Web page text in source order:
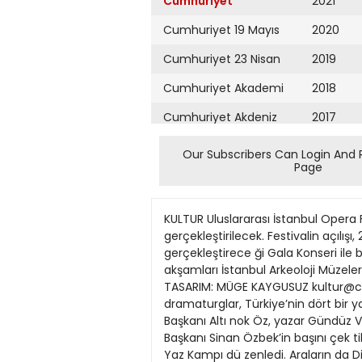
Cumhuriyet 19 Mayıs
Cumhuriyet 23 Nisan
Cumhuriyet Akademi
Cumhuriyet Akdeniz
Cumhuriyet Alışveriş
Cumhuriyet Ankara
Cumhuriyet Büyük
Taaruz
Cumhuriyet
Cumartesi
Cumhuriyet Çevre
2020
2019
2018
2017
2016
2015
2013
2012
2011
2010
2009
Our Subscribers Can Login And
Page
KULTUR Uluslararası İstanbul Opera Festivali başlıyor 7. Uluslararası İstanbul Opera Festivali, 27 Temmuz tarihleri arasında gerçekleştirilecek. Festivalin açılışı, 2 Temmuz akşamı, konuk şef Borislav Ivanov yönetiminde İstanbul Devlet Senfoni Orkestrası’nın gerçekleştirece ği Gala Konseri ile başlayacak. Mozart’ın “Saraydan Kız Kaçırma” operası, İstanbul DOB tarafından, 1415 Temmuz akşamları İstanbul Arkeoloji Müzeleri Bahçesi’nde Yekta Kara rejisiyle sahnelenecek. Pazar 3 Temmuz 2016 EDİTÖR: CEREN ÇIPLAK TASARIM: MÜGE KAYGUSUZ kultur@cumhuriyet.com.tr Nâzım’ın Büyükada’daki 17 ‘demokrasi serası’ Ressam, yazar, müzik uzmanı ve dramaturglar, Türkiye’nin dört bir yanından çocukları, Nâzım’ın evrensel dizelerinin yoldaşlığıyla Büyükada’da buluşturduartal Belediye Başkanı Altı nok Öz, yazar Gündüz Vas K GÖNÜLLÜ KATILIMCILAR NE DEDİsaf, Adalar Vakfı Başkanı Ha lim Bulutoğlu ve Adalar Kent Konse yi Başkanı Sinan Özbek’in başını çek tikleri bir grup gönüllü, 20 Haziran ?1 Temmuz arasında Büyükada’da çocuk lar adına Nâzım Hik met Yaz Kampı dü zenledi. Araların da Diyarbakır, Ur fa, Nevşehir, Anka EAVLRTUİMĞ ra, Erzincan, Mersin, Arhavi ve Artvin ile Soma’nın da yer al dığı Türkiye’nin do kuz ayrı noktasından kampa gelen ço cuklar, yarının bireyleri olarak fark lı bir gelecek ve eğitim ile bilinçlenme vizyonunun tohumlarını, bu sıra dışı ‘demokrasi serası’nda atma şansını el de etti. Evrensellik DNA’sı Biz de ziyaretimizde, kendine has günlük gazetesi dahi basılan bu kampın karakterini oluşturan ana ipuçlarını kayıt altına almaya ve bu projenin ğmGşmbsöryGiieenıimdmreüıeyzcrüknnisin,drlyeideoeseaaebyelülsl,pmmiğuaifnzbmıl.inyeilaain,VBrolkakbdbeagy,rmii,gisznirayrkpuisidepimbşimnbaaeatbicyufışyğyiyb:llinmeaaıaoYüinşzypopearlımlyretbetrnkeıotığtira.iraıbkk,icsSkgkdytOdrHzueııüıouöeeannşanznçkıhrızrln.lAidçülaegamoadeeordkelrlıdüömlınknakenBlşienlmunieraübzukeelaielşnöl,iiaemumttUadvaryiğttırdeiiüllromt,ieieif.stağyhağicAin,yeambü’edolbdıumimbmKraiiğual:akaanoiürzKşrkzlaİrddzesaagtaatftaeıidmagetkmaodnefemtilnabpelapaannbbidtnnğagniöoauzbaıaölçsgklyılig’mdkroubroielmeiuük,nbuvcleahh.terliuebuoaAteankrkişırişkplemmlyyıuçamaişyakoorenaaa,cry..ıi llnNsvDMjddpbSseeeiaeoıreaemiesşnüğokkğymitvedeavaljaieüdıeşrmüabsyramezarypkbrrileaeslı,dlihıiaeüyerçıçyorzıi.çmğa.rikıdoönldTkaaBüieadiçcunuaaşlçiıliunlşkeelmminıindglnnmektntçaigmadlioduama‘oniYkebeçryaıpyşcaıuçlikggneanlbuozaeaoiu,ç:batekmmbnlana0üadrlinaiillrambtlpasu5ıbezrlşoieyr.i.a3kemrilaraeEpOntO3rdmçyerayregşzeüika3ayyyıeiib,uşnMdvrıly0üeabyüluibciıdzr2yitlnaligeaadflraıopiılbck0nendşre’Erreealpdo8ılrsanğv.açlnmör0aıtjeirkeoetb,.ry8iiızmku ranç eğitimi, yüzme gibi unsurlarla beslenen kampta şimdilik dokuz şehre ulaşılmış oldu ve kampın, kış